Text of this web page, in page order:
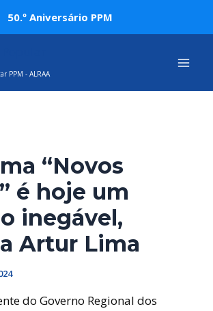
50.º Aniversário PPM
PPM - ALRAA
“Novos
é hoje um
inegável,
Artur Lima
do Governo Regional dos